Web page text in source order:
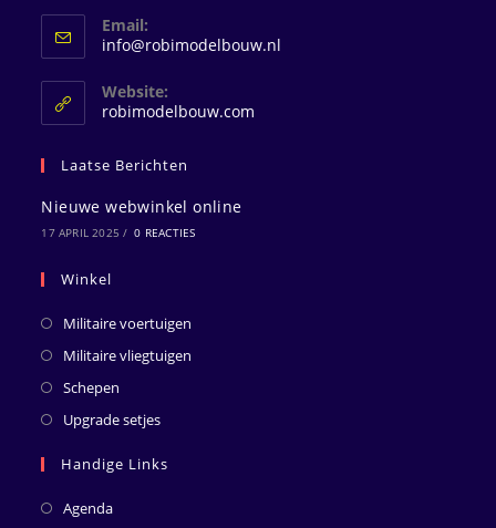
Email:
info@robimodelbouw.nl
Website:
robimodelbouw.com
Laatse Berichten
Nieuwe webwinkel online
17 APRIL 2025 / 0 REACTIES
Winkel
Militaire voertuigen
Militaire vliegtuigen
Schepen
Upgrade setjes
Handige Links
Agenda